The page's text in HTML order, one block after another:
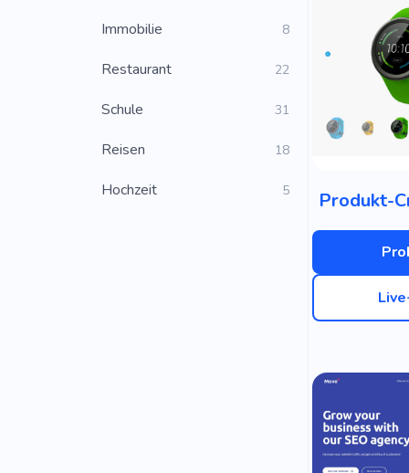
Immobilie 8
Restaurant 22
Schule 31
Reisen 18
Hochzeit 5 Produkt-